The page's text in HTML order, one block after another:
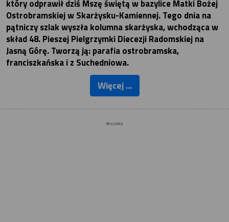
który odprawił dziś Mszę świętą w bazylice Matki Bożej
Ostrobramskiej w Skarżysku-Kamiennej. Tego dnia na
pątniczy szlak wyszła kolumna skarżyska, wchodząca w
skład 48. Pieszej Pielgrzymki Diecezji Radomskiej na
Jasną Górę. Tworzą ją: parafia ostrobramska,
franciszkańska i z Suchedniowa.
Więcej ...
REKLAMA